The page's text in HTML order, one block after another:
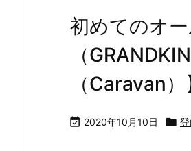
初めてのオ
（
（Caravan）
 2020年10月10日 